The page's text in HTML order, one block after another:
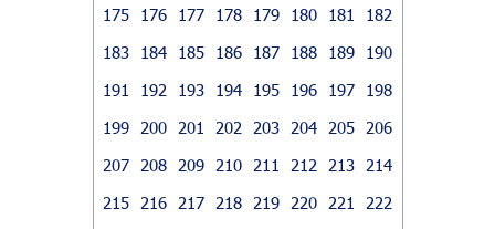
175
176 177 178 179 180 181
182
183
184 185 186 187 188 189
190
191
192 193 194 195 196 197
198
199
200 201 202 203 204 205
206
207
208 209 210 211 212 213
214
215
216 217 218 219 220 221
222